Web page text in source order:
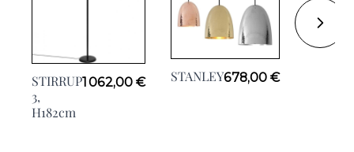
STIRRUP
3,
H182cm
1 062,00 € STANLEY678,00 €